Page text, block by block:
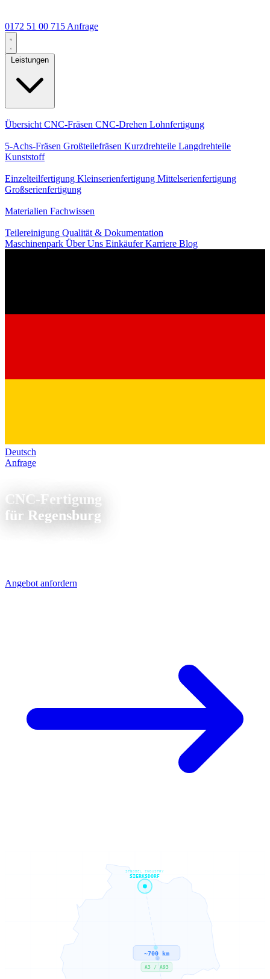
0172 51 00 715 Anfrage
Leistungen
Übersicht CNC-Fräsen CNC-Drehen Lohnfertigung
5-Achs-Fräsen Großteilefräsen Kurzdrehteile Langdrehteile
Kunststoff
Einzelteilfertigung Kleinserienfertigung Mittelserienfertigung
Großserienfertigung
Materialien Fachwissen
Teilereinigung Qualität & Dokumentation
Maschinenpark Über Uns EinkäuferKarriere Blog
Deutsch
Anfrage
CNC-Fertigung
für Regensburg
Angebot anfordern
SIERKSDORF
STROBEL INDUSTRY
~700 km
A3 / A93